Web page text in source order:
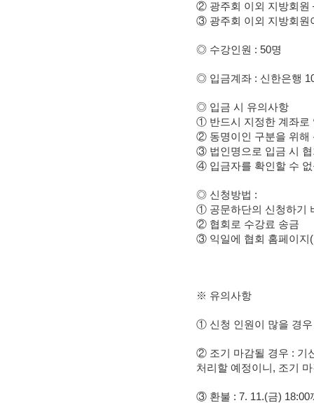
② 광주회 이외 지방회원
③ 광주회 이외 지방회원
◎ 수강인원 : 50명
◎ 입금계좌 : 신한은행
◎ 입금 시 유의사항
① 반드시 지정한 계좌로
② 동명이인 구분을 위해
③ 법인명으로 입금 시
④ 입금자를 확인할 수
◎ 신청방법 :
① 공문하단의 신청하기
② 협회로 수강료 송금
③ 익일에 협회 홈페이지
※ 유의사항
① 신청 인원이 많을 경
② 조기 마감될 경우 : 기
처리할 예정이니, 조기
③ 환불 : 7. 11.(금) 18:00